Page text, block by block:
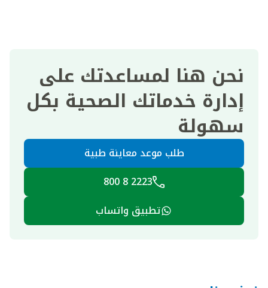
نحن هنا لمساعدتك على
إدارة خدماتك الصحية بكل
سهولة
طلب موعد معاينة طبية
2223 8 800
تطبيق واتساب